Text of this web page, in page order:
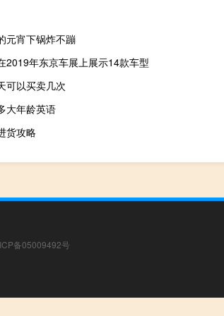
元宵下锅炸不蹦
2019年东京车展上展示14款车型
可以买卖几次
大年龄英语
货攻略
备05009492号